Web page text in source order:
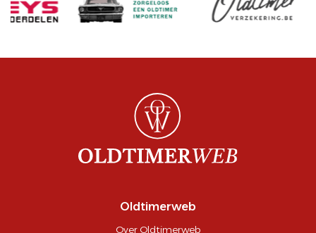
Oldtimerweb
Over Oldtimerweb